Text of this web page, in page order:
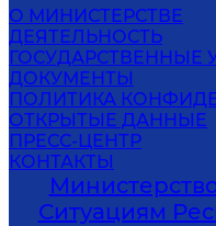
О МИНИСТЕРСТВЕ
ДЕЯТЕЛЬНОСТЬ
ГОСУДАРСТВЕННЫЕ
ДОКУМЕНТЫ
ПОЛИТИКА
ОТКРЫТЫЕ ДАННЫЕ
ПРЕСС-ЦЕНТР
КОНТАКТЫ
Ситуациям